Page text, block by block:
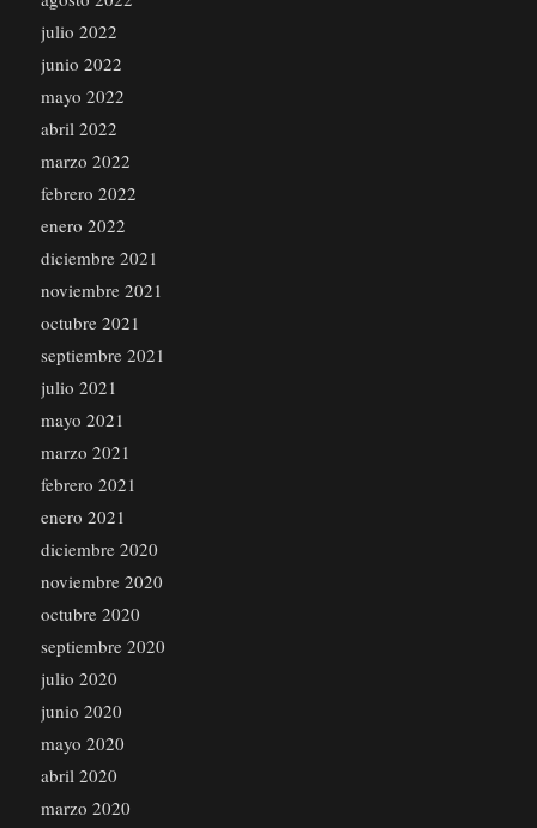
julio 2022
junio 2022
mayo 2022
abril 2022
marzo 2022
febrero 2022
enero 2022
diciembre 2021
noviembre 2021
octubre 2021
septiembre 2021
julio 2021
mayo 2021
marzo 2021
febrero 2021
enero 2021
diciembre 2020
noviembre 2020
octubre 2020
septiembre 2020
julio 2020
junio 2020
mayo 2020
abril 2020
marzo 2020